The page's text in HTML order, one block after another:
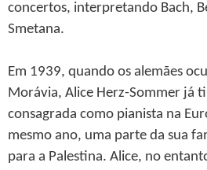
concertos, interpretando Bach,
Smetana.
Em 1939, quando os alemães
Morávia, Alice Herz-Sommer já
consagrada como pianista na
mesmo ano, uma parte da sua
para a Palestina. Alice, no